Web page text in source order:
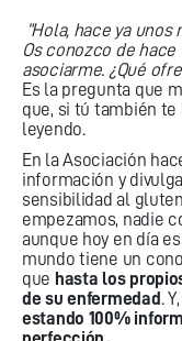
“Hola, hace ya
Os conozco de
asociarme. ¿Qué
Es la pregunta que
que, si tú también te
leyendo.
En la Asociación
información y
sensibilidad al
empezamos, nadie
aunque hoy en día
mundo tiene un
que hasta los
de su enfermedad .
estando 100%